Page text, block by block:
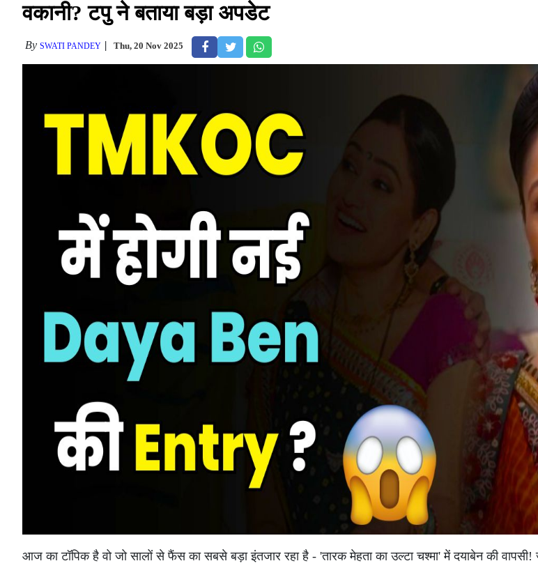
वकानी? टपु ने बताया बड़ा अपडेट
By SWATI PANDEY Thu, 20 Nov 2025
आज का टॉपिक है वो जो सालों से फैंस का सबसे बड़ा इंतजार रहा है - 'तारक मेहता का उल्टा चश्मा' में दयाबेन की